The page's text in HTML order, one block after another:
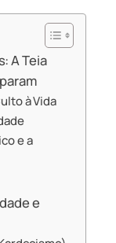
A Teia
à Vida
e a
e